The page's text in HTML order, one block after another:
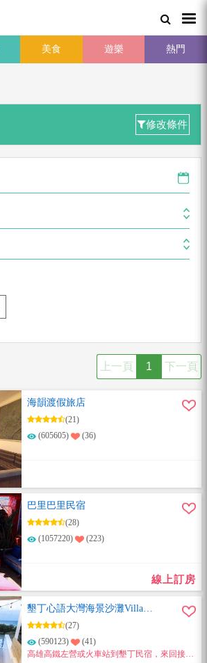
美食 遊樂 熱門
修改條件
上一頁 1 下一頁
海韻渡假旅店
(21)
(605605)
(36)
巴里巴里民宿
(28)
(1057220)
(223)
線上訂房
墾丁心語大灣海景沙灘Villa包
棟民宿
(27)
(590123)
(41)
高雄高鐵左營或火車站到墾丁民宿，來回接送